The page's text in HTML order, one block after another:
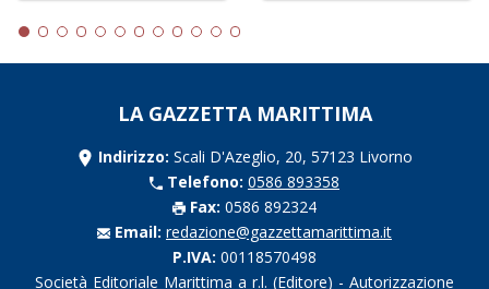
LA GAZZETTA MARITTIMA
Indirizzo: Scali D'Azeglio, 20, 57123 Livorno
Telefono: 0586 893358
Fax: 0586 892324
Email: redazione@gazzettamarittima.it
P.IVA: 00118570498
Società Editoriale Marittima a r.l. (Editore) - Autorizzazione